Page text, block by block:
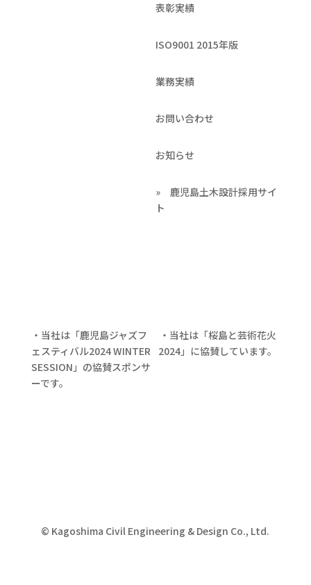
表彰実績
ISO9001 2015年版
業務実績
お問い合わせ
お知らせ
» 鹿児島土木設計採用サイ
ト
・当社は「鹿児島ジャズフ
ェスティバル2024 WINTER
SESSION」の協賛スポンサ
ーです。
・当社は「桜島と芸術花火
2024」に協賛しています。
© Kagoshima Civil Engineering & Design Co., Ltd.